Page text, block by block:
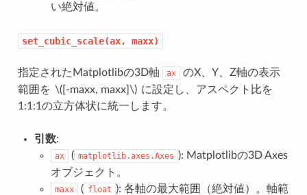
い絶対値。
set_cubic_scale(ax, maxx)
指定されたMatplotlibの3D軸 ax
のX、Y、Z軸の表示
範囲を \([-maxx, maxx]\) に設定し、アスペクト比を
1:1:1の立方体状に統一します。
引数:
ax ( matplotlib.axes.Axes ): Matplotlibの3D Axes
オブジェクト。
maxx ( float ): 各軸の最大範囲（絶対値）。軸範